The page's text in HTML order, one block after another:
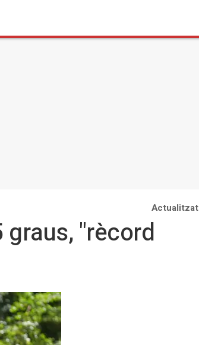
Actualitzat
graus, "rècord